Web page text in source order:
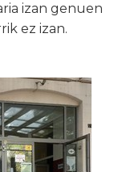
izan genuen
ez izan.